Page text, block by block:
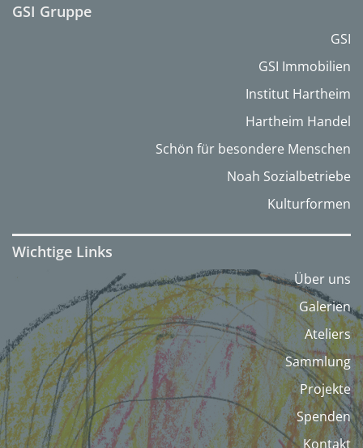
GSI Gruppe
GSI
GSI Immobilien
Institut Hartheim
Hartheim Handel
Schön für besondere Menschen
Noah Sozialbetriebe
Kulturformen
Wichtige Links
Über uns
Galerien
Ateliers
Sammlung
Projekte
Spenden
Kontakt